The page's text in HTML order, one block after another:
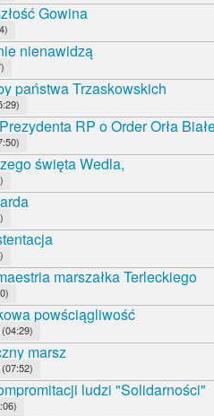
Gowina
nienawidzą
państwa Trzaskowskich
RP o Order Orła
święta Wedla,
marszałka Terleckiego
powściągliwość
marsz
ludzi "Solidarności"